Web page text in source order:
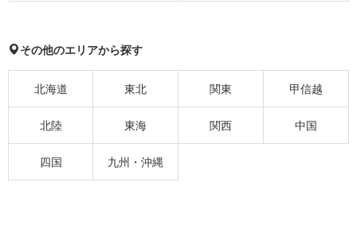
その他のエリアから探す
北海道 東北 関東 甲信越
北陸 東海 関西 中国
四国 九州・沖縄